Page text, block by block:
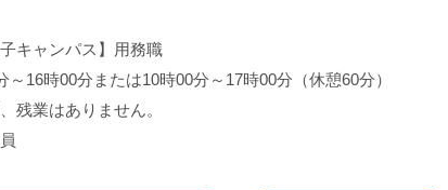
子キャンパス】用務職
～16時00分または10時00分～17時00分（休憩60分）
残業はありません。